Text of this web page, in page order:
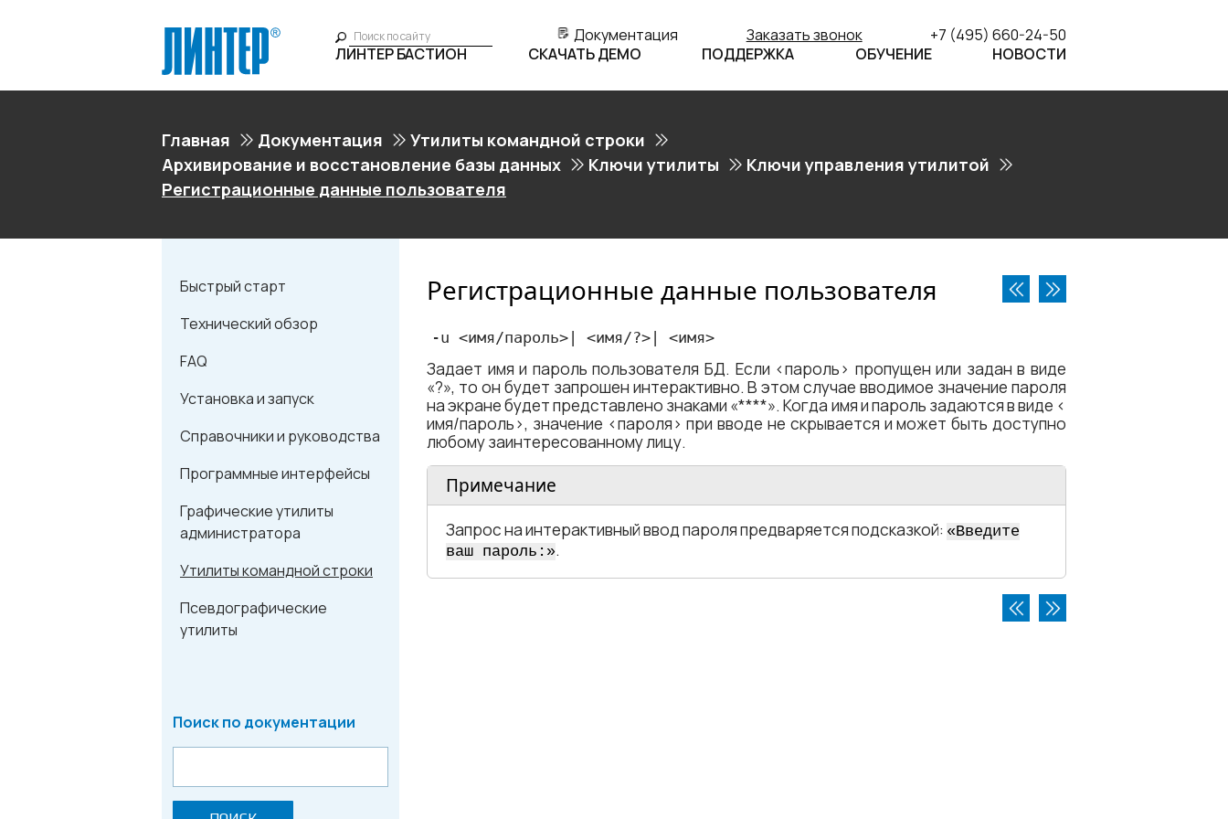
Документация Заказать звонок
+7 (495) 660-24-50
ЛИНТЕР БАСТИОН
СКАЧАТЬ ДЕМО ПОДДЕРЖКА ОБУЧЕНИЕ НОВОСТИ
Главная Документация
Утилиты командной строки
Архивирование и восстановление базы данных
Ключи утилиты
Ключи управления утилитой
Регистрационные данные пользователя
Быстрый старт
Технический обзор
FAQ
Установка и запуск
Справочники и руководства
Программные интерфейсы
Графические утилиты
администратора
Утилиты командной строки
Псевдографические
утилиты
Поиск по документации
Регистрационные данные пользователя
-u <​имя/пароль​>| <​имя/?​>| <​имя​>
Задает имя и пароль пользователя БД. Если <​пароль​> пропущен или задан в виде
«?», то он будет запрошен интерактивно. В этом случае вводимое значение пароля
на экране будет представлено знаками «****». Когда имя и пароль задаются в виде <​
имя/пароль​>, значение <​пароля​> при вводе не скрывается и может быть доступно
любому заинтересованному лицу.
Примечание
Запрос на интерактивный ввод пароля предваряется подсказкой: «Введите
ваш пароль:».